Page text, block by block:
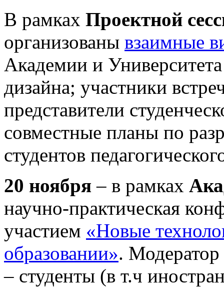
В рамках Проектной
организованы взаимные
Академии и
дизайна; участники
представители
совместные планы по
студентов
20 ноября – в рамках
научно-практическая
участием «Новые
образовании».
– студенты (в т.ч